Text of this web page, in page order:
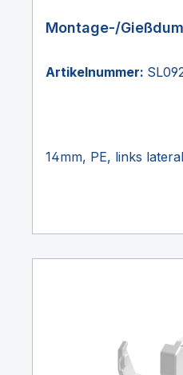
Montage-/
Artikelnummer:
14mm, PE, links